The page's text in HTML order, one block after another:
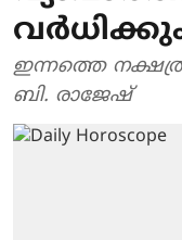
ഇന്നത്തെ
ബി. രാജേഷ്